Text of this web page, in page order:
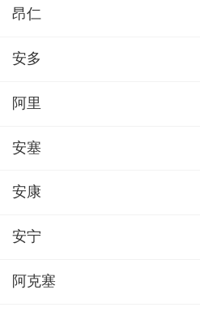
昂仁
安多
阿里
安塞
安康
安宁
阿克塞